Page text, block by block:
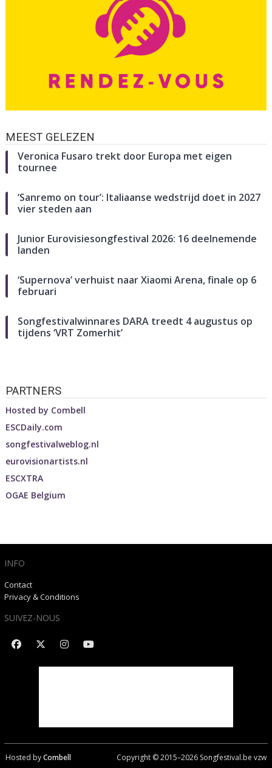
MEEST GELEZEN
Veronica Fusaro trekt door Europa met eigen
tournee
‘Sanremo on tour’: Italiaanse wedstrijd doet in 2027
vier steden aan
Junior Eurovisiesongfestival 2026: 16 deelnemende
landen
‘Supernova’ verhuist naar Xiaomi Arena, finale op 6
februari
Songfestivalwinnares DARA treedt 4 augustus op
tijdens ‘VRT Zomerhit’
PARTNERS
Hosted by Combell
ESCDaily.com
songfestivalweblog.nl
eurovisionartists.nl
ESCXTRA
OGAE Belgium
INFO
Contact
Privacy & Conditions
SUIVEZ-NOUS
Hosted byCombell Copyright © 2015–2026Songfestival.be vzw